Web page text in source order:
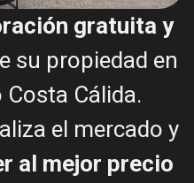
Bungalow in Torrevieja (Alica...
3 dormitorios 2 BA 206
gratuita y
su propiedad en
Cálida.
el mercado y
al mejor precio